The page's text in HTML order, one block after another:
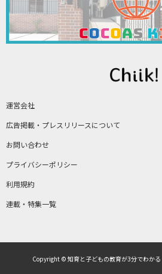
運営会社
広告掲載・プレスリリースについて
お問い合わせ
プライバシーポリシー
利用規約
連載・特集一覧
Copyright © 知育と子どもの教育が3分でわか